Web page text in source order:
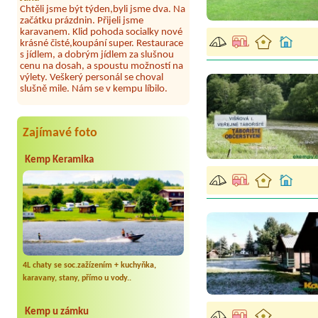
karavanem. Klid pohoda socialky nové
krásné čisté,koupání super. Restaurace
s jídlem, a dobrým jídlem za slušnou
cenu na dosah, a spoustu možností na
výlety. Veškerý personál se choval
slušně mile. Nám se v kempu líbilo.
Aneta Janíčková *****
výborné vybavení kempu, čisto všude.
Výborná káva, mošt i víno a další.Milí
hostitelé, vždy usměvaví a ochotní,
ať turistickým,tak vodním. V
docházkové blízkosti kempu vodní
nádrž, restaurace a bazénem,
autobusová zastávka, obchod a další.
Děkujeme, bylo to úžasné.
Kateřina+ Květoslav+ Jana+ Zdeněk
*****
Byli jsme zde už podruhé, minulý rok 3
dny a letos celý týden. Krásný, klidný
kemp. Čisté, nově vybavené chatky,
špekačků😄. Velké množství variant na
Zajímavé foto
Kemp Keramika
4L chaty se soc.zažízením + kuchyňka,
karavany, stany, přímo u vody..
Kemp u zámku